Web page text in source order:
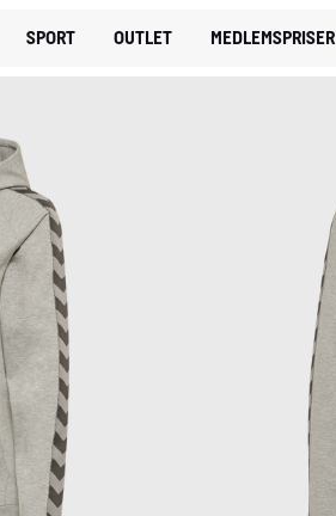
SPORT OUTLET MEDLEMSPRISER